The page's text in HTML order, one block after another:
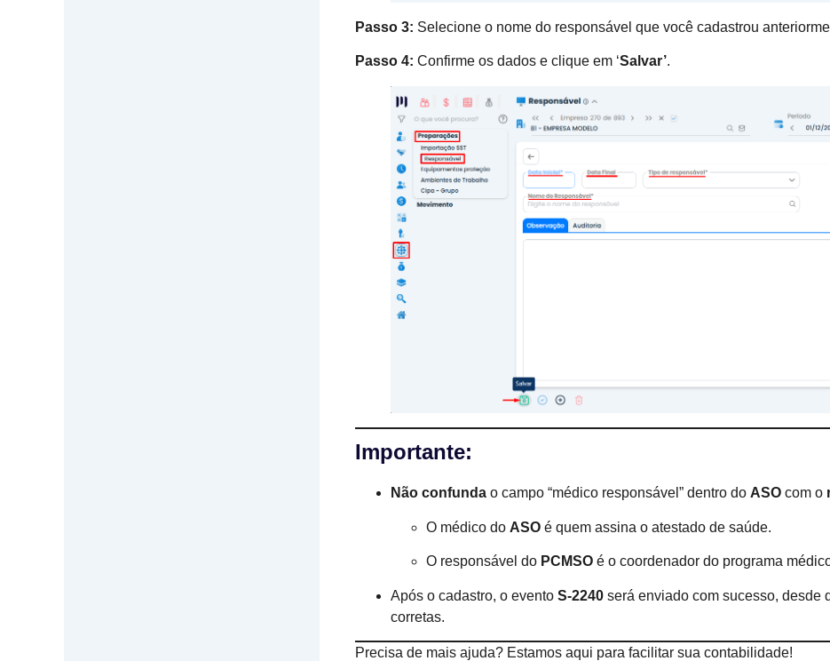
Passo 3: Selecione o nome do responsável que você cadastrou
Passo 4: Confirme os dados e clique em ‘Salvar’.
Importante:
Não confunda o campo “médico responsável” dentro do ASO com o
O médico do ASO é quem assina o atestado de saúde.
O responsável do PCMSO é o coordenador do programa
Após o cadastro, o evento S-2240 será enviado com sucesso, desde
corretas.
Precisa de mais ajuda? Estamos aqui para facilitar sua contabilidade!